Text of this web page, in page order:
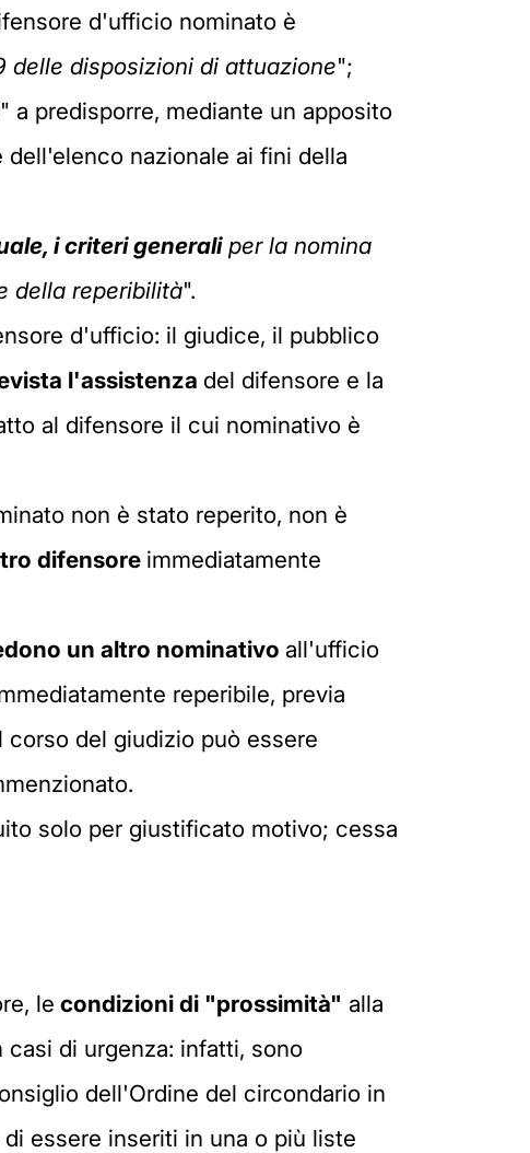
d'ufficio nominato è
delle disposizioni di attuazione";
" a predisporre, mediante un apposito
nazionale ai fini della
i criteri generaliper la nomina
della reperibilità".
d'ufficio: il giudice, il pubblico
l'assistenza del difensore e la
al difensore il cui nominativo è
non è stato reperito, non è
difensore immediatamente
un altro nominativo all'ufficio
reperibile, previa
del giudizio può essere
solo per giustificato motivo; cessa
le condizioni di "prossimità" alla
di urgenza: infatti, sono
dell'Ordine del circondario in
essere inseriti in una o più liste